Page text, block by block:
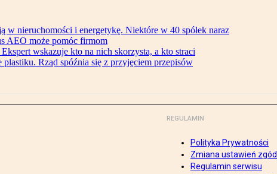
w nieruchomości i energetykę. Niektóre w 40 spółek naraz
AEO może pomóc firmom
wskazuje kto na nich skorzysta, a kto straci
plastiku. Rząd spóźnia się z przyjęciem przepisów
REGULAMIN
Polityka Prywatności
Zmiana ustawień zgód
Regulamin serwisu